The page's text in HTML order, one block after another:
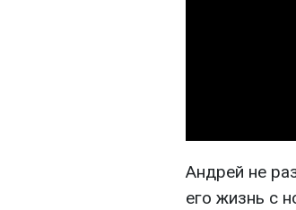
Андрей не
его жизнь с